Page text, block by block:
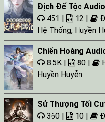
Địch Đế Tộc Audio
451 |
12 |
Hệ Thống, Huyền
Chiến Hoàng
8.5K |
80 |
Huyền Huyễn
Sử Thượng Tối
360 |
10 |